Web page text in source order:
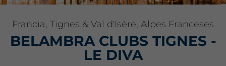
Francia, Tignes & Val d'Isère, Alpes Franceses
BELAMBRA CLUBS TIGNES -
LE DIVA